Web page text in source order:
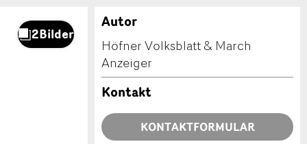
Autor
Höfner Volksblatt & March
Anzeiger
Kontakt
KONTAKTFORMULAR